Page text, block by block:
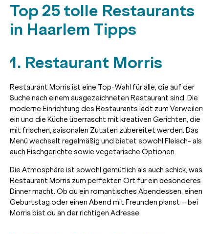
Top 25 tolle Restaurants
in Haarlem Tipps
1. Restaurant Morris
Restaurant Morris ist eine Top-Wahl für alle, die auf der
Suche nach einem ausgezeichneten Restaurant sind. Die
moderne Einrichtung des Restaurants lädt zum Verweilen
ein und die Küche überrascht mit kreativen Gerichten, die
mit frischen, saisonalen Zutaten zubereitet werden. Das
Menü wechselt regelmäßig und bietet sowohl Fleisch- als
auch Fischgerichte sowie vegetarische Optionen.
Die Atmosphäre ist sowohl gemütlich als auch schick, was
Restaurant Morris zum perfekten Ort für ein besonderes
Dinner macht. Ob du ein romantisches Abendessen, einen
Geburtstag oder einen Abend mit Freunden planst – bei
Morris bist du an der richtigen Adresse.